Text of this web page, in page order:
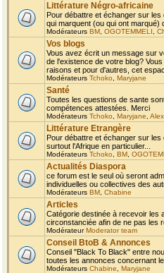
Littérature Négro-africaine
Pour débattre et échanger sur
qui marquent (ou qui ont marqué)
Modérateurs BM OGOTEMMELI
Vos blogs
Vous avez écrit un message sur
de l'existence de votre blog?
raisons et pour d'autres, cet
Modérateurs Tchoko Maryjane
Santé
Toutes les questions de sante
compétences attestées. Merci
Modérateurs Tchoko Maryjane Alex
Littérature Etrangère
Pour débattre et échanger sur
surtout l'Afrique en particulier...
Modérateurs Tchoko BM
Actualités Diaspora
ce forum est le seul où seront
individuelles ou collectives des
Modérateurs BM Chabine
Articles
Catégorie destinée à recevoir les
circonstanciée afin de ne pas les
ModérateurModerator team
Conseil BtoB & Annonces
Conseil "Black To Black" entre
toutes les annonces concernant
Modérateurs Chabine Maryjane